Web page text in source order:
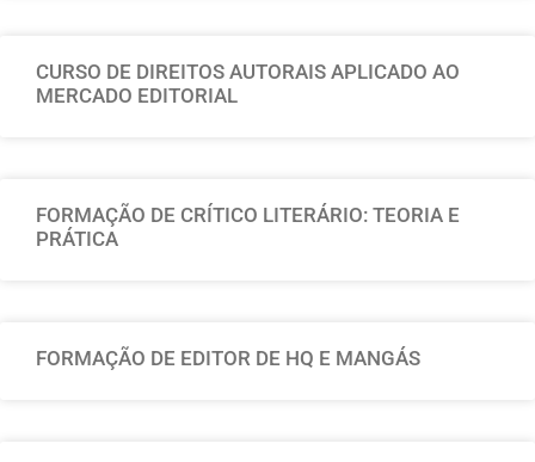
CURSO DE DIREITOS AUTORAIS APLICADO AO
MERCADO EDITORIAL
FORMAÇÃO DE CRÍTICO LITERÁRIO: TEORIA E
PRÁTICA
FORMAÇÃO DE EDITOR DE HQ E MANGÁS